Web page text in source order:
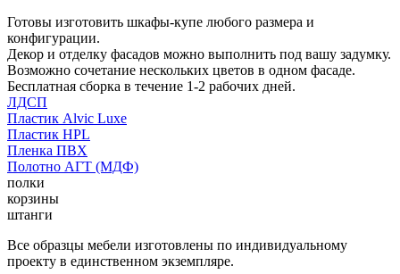
Готовы изготовить шкафы-купе любого размера и
конфигурации.
Декор и отделку фасадов можно выполнить под вашу задумку.
Возможно сочетание нескольких цветов в одном фасаде.
Бесплатная сборка в течение 1-2 рабочих дней.
ЛДСП
Пластик Alvic Luxe
Пластик HPL
Пленка ПВХ
Полотно АГТ (МДФ)
полки
корзины
штанги
Все образцы мебели изготовлены по индивидуальному
проекту в единственном экземпляре.